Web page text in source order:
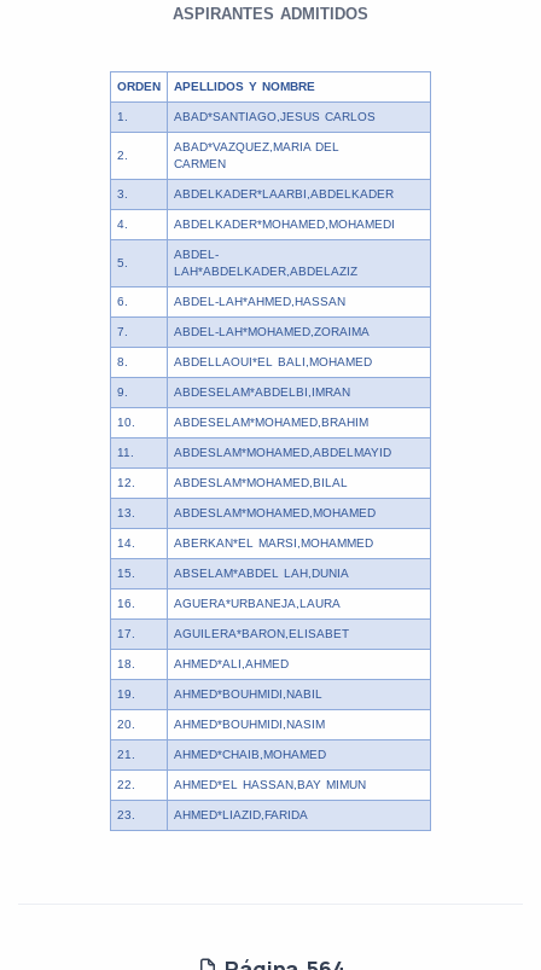
ASPIRANTES ADMITIDOS
ORDEN APELLIDOS Y NOMBRE
1. ABAD*SANTIAGO,JESUS CARLOS
2.
ABAD*VAZQUEZ,MARIA DEL
CARMEN
3. ABDELKADER*LAARBI,ABDELKADER
4. ABDELKADER*MOHAMED,MOHAMEDI
5.
ABDEL-
LAH*ABDELKADER,ABDELAZIZ
6. ABDEL-LAH*AHMED,HASSAN
7. ABDEL-LAH*MOHAMED,ZORAIMA
8. ABDELLAOUI*EL BALI,MOHAMED
9. ABDESELAM*ABDELBI,IMRAN
10. ABDESELAM*MOHAMED,BRAHIM
11. ABDESLAM*MOHAMED,ABDELMAYID
12. ABDESLAM*MOHAMED,BILAL
13. ABDESLAM*MOHAMED,MOHAMED
14. ABERKAN*EL MARSI,MOHAMMED
15. ABSELAM*ABDEL LAH,DUNIA
16. AGUERA*URBANEJA,LAURA
17. AGUILERA*BARON,ELISABET
18. AHMED*ALI,AHMED
19. AHMED*BOUHMIDI,NABIL
20. AHMED*BOUHMIDI,NASIM
21. AHMED*CHAIB,MOHAMED
22. AHMED*EL HASSAN,BAY MIMUN
23. AHMED*LIAZID,FARIDA